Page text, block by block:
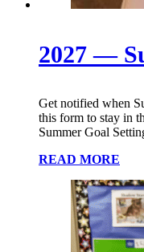
2027 —
Get notified when
this form to stay in
Summer Goal
READ MORE